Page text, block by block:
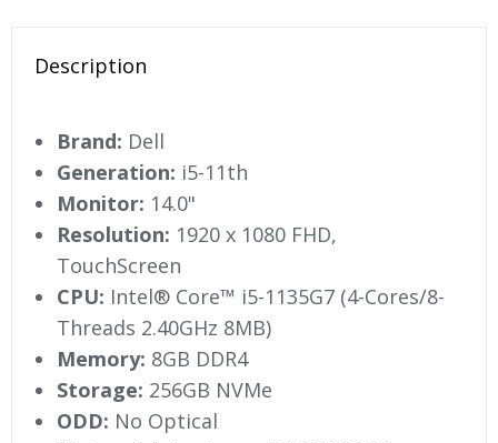
Description
Brand: Dell
Generation: i5-11th
Monitor: 14.0"
Resolution: 1920 x 1080 FHD,
TouchScreen
CPU: Intel® Core™ i5-1135G7 (4-Cores/8-
Threads 2.40GHz 8MB)
Memory: 8GB DDR4
Storage: 256GB NVMe
ODD: No Optical